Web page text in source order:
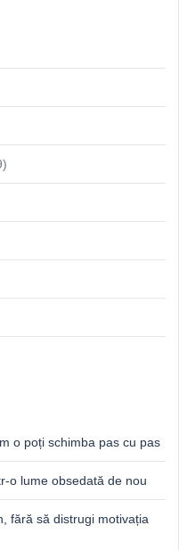
o poți schimba pas cu pas
o lume obsedată de nou
fără să distrugi motivația